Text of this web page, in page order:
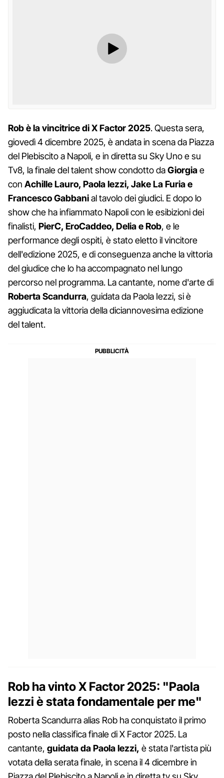
Rob è la vincitrice di X Factor 2025. Questa sera,
giovedì 4 dicembre 2025, è andata in scena da Piazza
del Plebiscito a Napoli, e in diretta su Sky Uno e su
Tv8, la finale del talent show condotto daGiorgiae
con Achille Lauro, Paola Iezzi, Jake La Furia e
Francesco Gabbanial tavolo dei giudici. E dopo lo
show che ha infiammato Napoli con le esibizioni dei
finalisti, PierC, EroCaddeo, Delia e Rob, e le
performance degli ospiti, è stato eletto il vincitore
dell'edizione 2025, e di conseguenza anche la vittoria
del giudice che lo ha accompagnato nel lungo
percorso nel programma. La cantante, nome d'arte di
Roberta Scandurra, guidata da Paola Iezzi, si è
aggiudicata la vittoria della diciannovesima edizione
del talent.
Rob ha vinto X Factor 2025: "Paola
Iezzi è stata fondamentale per me"
Roberta Scandurra alias Rob ha conquistato il primo
posto nella classifica finale di X Factor 2025. La
cantante, guidata da Paola Iezzi, è stata l'artista più
votata della serata finale, in scena il 4 dicembre in